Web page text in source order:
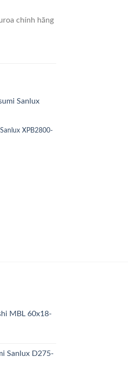
chính hãng
XPB2800-
MBL 60x18-
Sanlux D275-